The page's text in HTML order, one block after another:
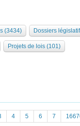
(3434) Dossiers
Projets de lois (101)
4 5 6 7